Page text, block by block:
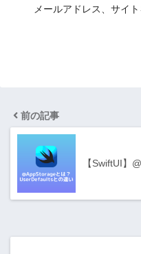
メールアドレス、サイト
前の記事
【SwiftUI】